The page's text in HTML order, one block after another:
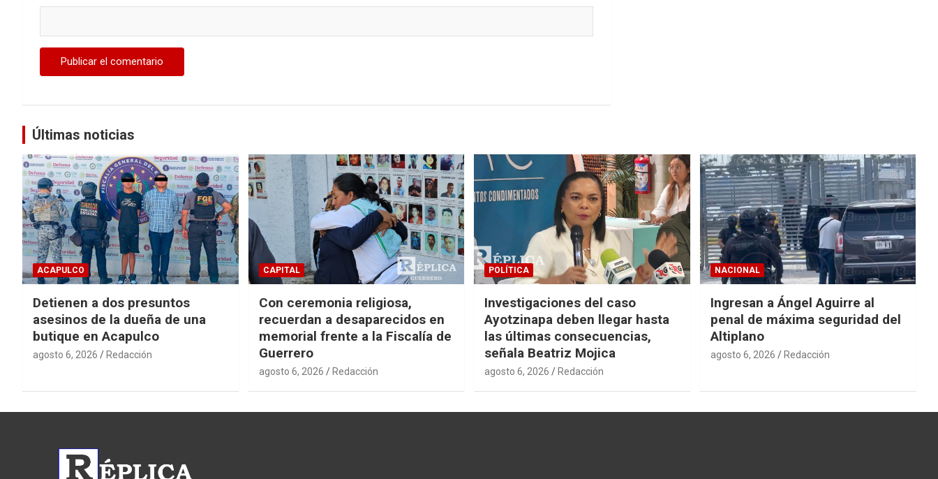
Últimas noticias
ACAPULCO
Detienen a dos presuntos
asesinos de la dueña de una
butique en Acapulco
agosto 6, 2026 Redacción
CAPITAL
Con ceremonia religiosa,
recuerdan a desaparecidos en
memorial frente a la Fiscalía de
Guerrero
agosto 6, 2026 Redacción
POLÍTICA
Investigaciones del caso
Ayotzinapa deben llegar hasta
las últimas consecuencias,
señala Beatriz Mojica
agosto 6, 2026 Redacción
NACIONAL
Ingresan a Ángel Aguirre al
penal de máxima seguridad del
Altiplano
agosto 6, 2026 Redacción